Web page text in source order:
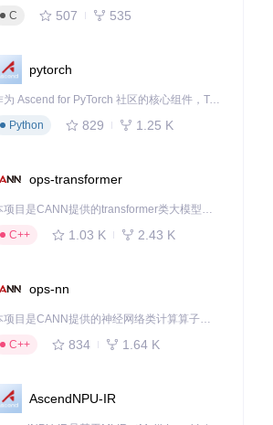
C
507 535
pytorch
作为 Ascend for PyTorch 社区的核心组件，TorchNPU 是昇腾专为 PyTorch 打造的深度学习适配插件，使 PyTorch 框架能够直接调用昇腾 NPU，为开发者提供昇腾 AI 处理器的超强算力。
Python
829 1.25 K
ops-transformer
本项目是CANN提供的transformer类大模型算子库，实现网络在NPU上加速计算。
C++
1.03 K 2.43 K
ops-nn
本项目是CANN提供的神经网络类计算算子库，实现网络在NPU上加速计算。
C++
834 1.64 K
AscendNPU-IR